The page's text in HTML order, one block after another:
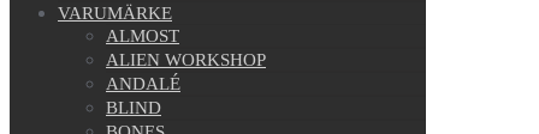
VARUMÄRKE
ALMOST
ALIEN WORKSHOP
ANDALÉ
BLIND